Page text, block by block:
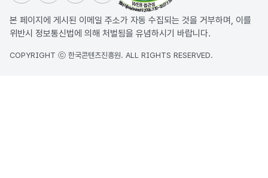
본 페이지에 게시된 이메일 주소가 자동 수집되는 것을 거부하며, 이를
위반시 정보통신법에 의해 처벌됨을 유념하시기 바랍니다.
COPYRIGHT ⓒ 한국콘텐츠진흥원. ALL RIGHTS RESERVED.